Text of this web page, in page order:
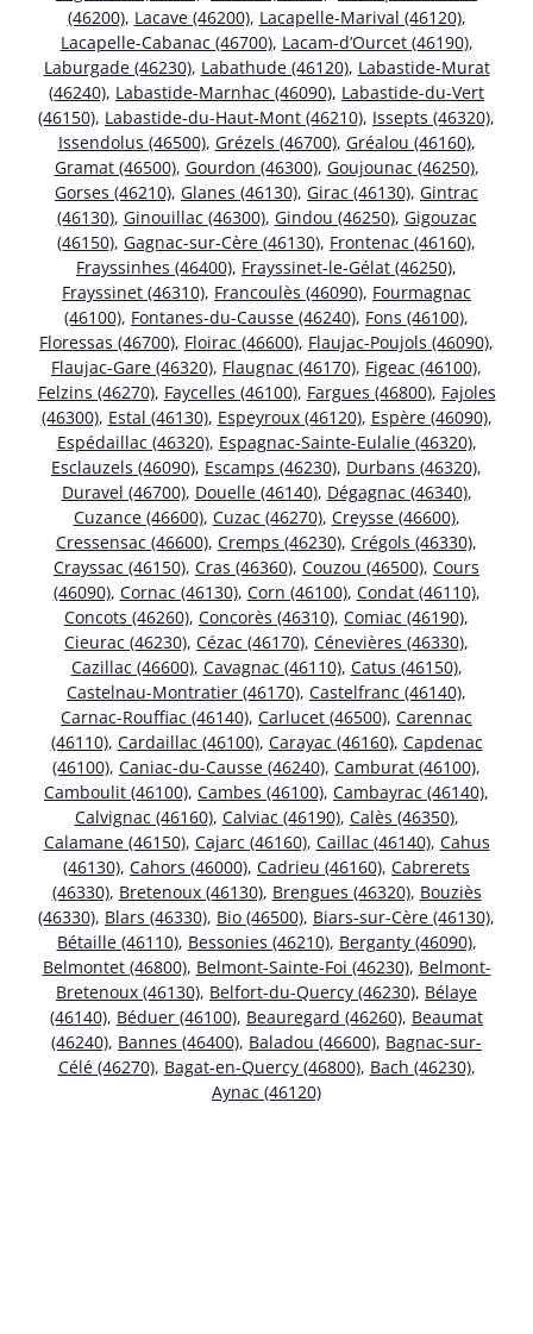
(46200), Lacave (46200), Lacapelle-Marival (46120),
Lacapelle-Cabanac (46700), Lacam-d’Ourcet (46190),
Laburgade (46230), Labathude (46120), Labastide-Murat
(46240), Labastide-Marnhac (46090), Labastide-du-Vert
(46150), Labastide-du-Haut-Mont (46210), Issepts (46320),
Issendolus (46500), Grézels (46700), Gréalou (46160),
Gramat (46500), Gourdon (46300), Goujounac (46250),
Gorses (46210), Glanes (46130), Girac (46130), Gintrac
(46130), Ginouillac (46300), Gindou (46250), Gigouzac
(46150), Gagnac-sur-Cère (46130), Frontenac (46160),
Frayssinhes (46400), Frayssinet-le-Gélat (46250),
Frayssinet (46310), Francoulès (46090), Fourmagnac
(46100), Fontanes-du-Causse (46240), Fons (46100),
Floressas (46700), Floirac (46600), Flaujac-Poujols (46090),
Flaujac-Gare (46320), Flaugnac (46170), Figeac (46100),
Felzins (46270), Faycelles (46100), Fargues (46800), Fajoles
(46300), Estal (46130), Espeyroux (46120), Espère (46090),
Espédaillac (46320), Espagnac-Sainte-Eulalie (46320),
Esclauzels (46090), Escamps (46230), Durbans (46320),
Duravel (46700), Douelle (46140), Dégagnac (46340),
Cuzance (46600), Cuzac (46270), Creysse (46600),
Cressensac (46600), Cremps (46230), Crégols (46330),
Crayssac (46150), Cras (46360), Couzou (46500), Cours
(46090), Cornac (46130), Corn (46100), Condat (46110),
Concots (46260), Concorès (46310), Comiac (46190),
Cieurac (46230), Cézac (46170), Cénevières (46330),
Cazillac (46600), Cavagnac (46110), Catus (46150),
Castelnau-Montratier (46170), Castelfranc (46140),
Carnac-Rouffiac (46140), Carlucet (46500), Carennac
(46110), Cardaillac (46100), Carayac (46160), Capdenac
(46100), Caniac-du-Causse (46240), Camburat (46100),
Camboulit (46100), Cambes (46100), Cambayrac (46140),
Calvignac (46160), Calviac (46190), Calès (46350),
Calamane (46150), Cajarc (46160), Caillac (46140), Cahus
(46130), Cahors (46000), Cadrieu (46160), Cabrerets
(46330), Bretenoux (46130), Brengues (46320), Bouziès
(46330), Blars (46330), Bio (46500), Biars-sur-Cère (46130),
Bétaille (46110), Bessonies (46210), Berganty (46090),
Belmontet (46800), Belmont-Sainte-Foi (46230), Belmont-
Bretenoux (46130), Belfort-du-Quercy (46230), Bélaye
(46140), Béduer (46100), Beauregard (46260), Beaumat
(46240), Bannes (46400), Baladou (46600), Bagnac-sur-
Célé (46270), Bagat-en-Quercy (46800), Bach (46230),
Aynac (46120)